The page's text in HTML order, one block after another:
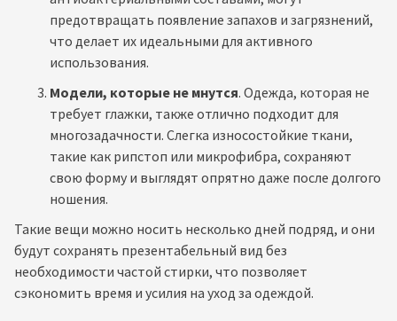
предотвращать появление запахов и загрязнений,
что делает их идеальными для активного
использования.
Модели, которые не мнутся. Одежда, которая не
требует глажки, также отлично подходит для
многозадачности. Слегка износостойкие ткани,
такие как рипстоп или микрофибра, сохраняют
свою форму и выглядят опрятно даже после долгого
ношения.
Такие вещи можно носить несколько дней подряд, и они
будут сохранять презентабельный вид без
необходимости частой стирки, что позволяет
сэкономить время и усилия на уход за одеждой.